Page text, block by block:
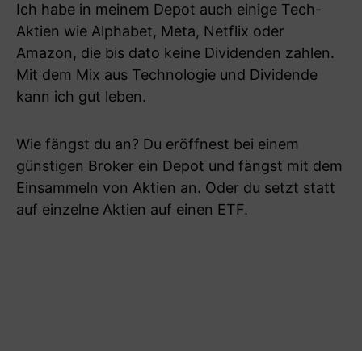
Ich habe in meinem Depot auch einige Tech-
Aktien wie Alphabet, Meta, Netflix oder
Amazon, die bis dato keine Dividenden zahlen.
Mit dem Mix aus Technologie und Dividende
kann ich gut leben.
Wie fängst du an? Du eröffnest bei einem
günstigen Broker ein Depot und fängst mit dem
Einsammeln von Aktien an. Oder du setzt statt
auf einzelne Aktien auf einen ETF.